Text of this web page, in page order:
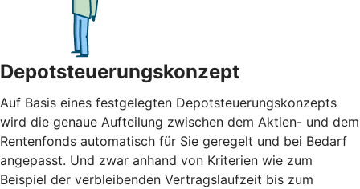
Depotsteuerungskonzept
Auf Basis eines festgelegten Depotsteuerungskonzepts
wird die genaue Aufteilung zwischen dem Aktien- und dem
Rentenfonds automatisch für Sie geregelt und bei Bedarf
angepasst. Und zwar anhand von Kriterien wie zum
Beispiel der verbleibenden Vertragslaufzeit bis zum